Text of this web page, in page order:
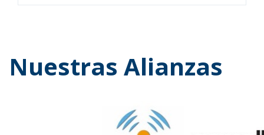
Nuestras Alianzas